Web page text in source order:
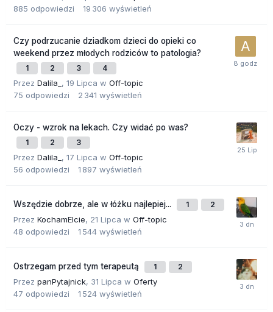
885 odpowiedzi 19 306 wyświetleń
Czy podrzucanie dziadkom dzieci do opieki co
weekend przez młodych rodziców to patologia?
1 2 3 4
Przez Dalila_ , 19 Lipca w Off-topic
75 odpowiedzi 2 341 wyświetleń
Oczy - wzrok na lekach. Czy widać po was?
1 2 3
Przez Dalila_ , 17 Lipca w Off-topic
56 odpowiedzi 1 897 wyświetleń
Wszędzie dobrze, ale w łóżku najlepiej... 1 2
Przez KochamElcie, 21 Lipca w Off-topic
48 odpowiedzi 1 544 wyświetleń
Ostrzegam przed tym terapeutą 1 2
Przez panPytajnick, 31 Lipca w Oferty
47 odpowiedzi 1 524 wyświetleń